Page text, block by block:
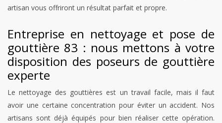
artisan vous offriront un résultat parfait et propre.
Entreprise en nettoyage et pose de
gouttière 83 : nous mettons à votre
disposition des poseurs de gouttière
experte
Le nettoyage des gouttières est un travail facile, mais il faut
avoir une certaine concentration pour éviter un accident. Nos
artisans sont déjà équipés pour bien réaliser cette opération.